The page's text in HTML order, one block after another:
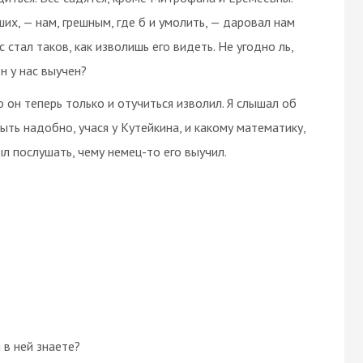
— нам, грешным, где б и умолить, — даровал нам
таков, как изволишь его видеть. Не угодно ль,
у нас выучен?
теперь только и отучиться изволил. Я слышал об
надобно, учася у Кутейкина, и какому математику,
чему немец-то его выучил.
ней знаете?